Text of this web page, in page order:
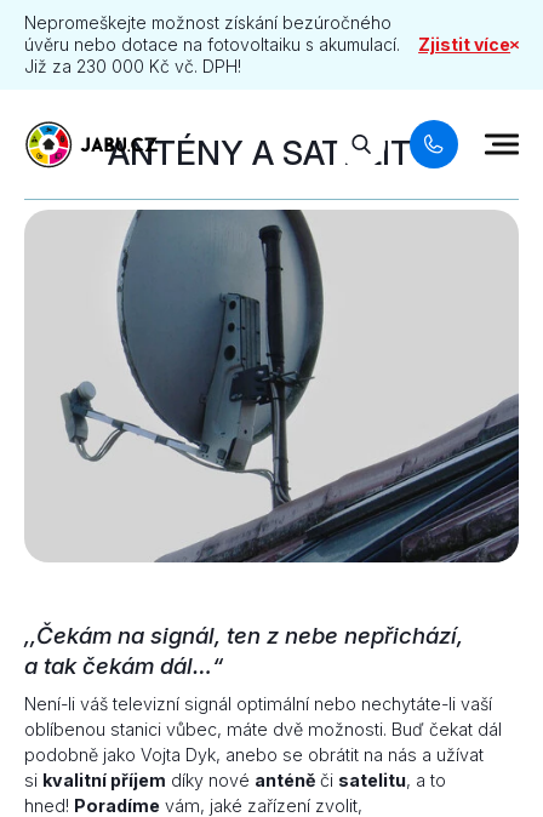
Nepromeškejte možnost získání bezúročného
úvěru nebo dotace na fotovoltaiku s akumulací.
Již za 230 000 Kč vč. DPH!
Zjistit více
ANTÉNY A SATELITY
,,Čekám na signál, ten z nebe nepřichází,
a tak čekám dál…“
Není-li váš televizní signál optimální nebo nechytáte-li vaší
oblíbenou stanici vůbec, máte dvě možnosti. Buď čekat dál
podobně jako Vojta Dyk, anebo se obrátit na nás a užívat
si kvalitní příjem díky nové anténě či satelitu, a to
hned! Poradíme vám, jaké zařízení zvolit,